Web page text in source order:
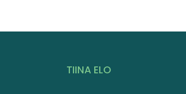
TIINA ELO